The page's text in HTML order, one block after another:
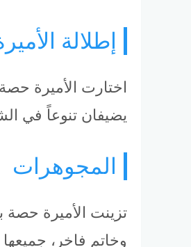
إطلالة
اختارت الأميرة
يضيفان تنوعاً في
المجوهرات
وخاتم فاخر،